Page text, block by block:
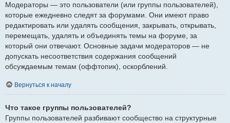
Модераторы — это пользователи (или группы пользователей),
которые ежедневно следят за форумами. Они имеют право
редактировать или удалять сообщения, закрывать, открывать,
перемещать, удалять и объединять темы на форуме, за
который они отвечают. Основные задачи модераторов — не
допускать несоответствия содержания сообщений
обсуждаемым темам (оффтопик), оскорблений.
Вернуться к началу
Что такое группы пользователей?
Группы пользователей разбивают сообщество на структурные